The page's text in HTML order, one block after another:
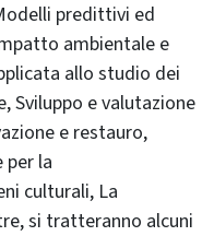
predittivi ed
ambientale e
allo studio dei
Sviluppo e valutazione
e restauro,
per la
culturali, La
si tratteranno alcuni